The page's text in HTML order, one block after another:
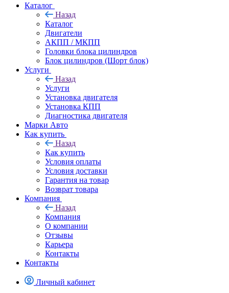
Каталог
Назад
Каталог
Двигатели
АКПП / МКПП
Головки блока цилиндров
Блок цилиндров (Шорт блок)
Услуги
Назад
Услуги
Установка двигателя
Установка КПП
Диагностика двигателя
Марки Авто
Как купить
Назад
Как купить
Условия оплаты
Условия доставки
Гарантия на товар
Возврат товара
Компания
Назад
Компания
О компании
Отзывы
Карьера
Контакты
Контакты
Личный кабинет